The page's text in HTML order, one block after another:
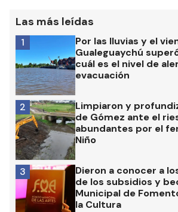
Las más leídas
Por las lluvias y el
Gualeguaychú
cuál es el nivel de
evacuación
1
Limpiaron y
de Gómez ante el
abundantes por el
Niño
2
Dieron a conocer a
de los subsidios y
Municipal de
la Cultura
3